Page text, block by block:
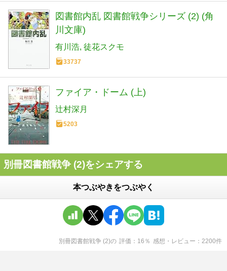
図書館内乱 図書館戦争シリーズ (2) (角
川文庫)
有川浩 徒花スクモ
33737
ファイア・ドーム (上)
辻村深月
5203
別冊図書館戦争 (2)をシェアする
本つぶやきをつぶやく
別冊図書館戦争 (2)の 評価 16 ％ 感想・レビュー 2200件